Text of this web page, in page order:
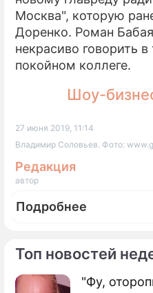
Топ новостей
"Фу,
Москва", которую
Доренко. Роман
некрасиво говорить
покойном коллеге.
Шоу-
27 июня 2019, 11:14
Владимир Соловьев. Фото:
Редакция
автор
Подробнее
По теме